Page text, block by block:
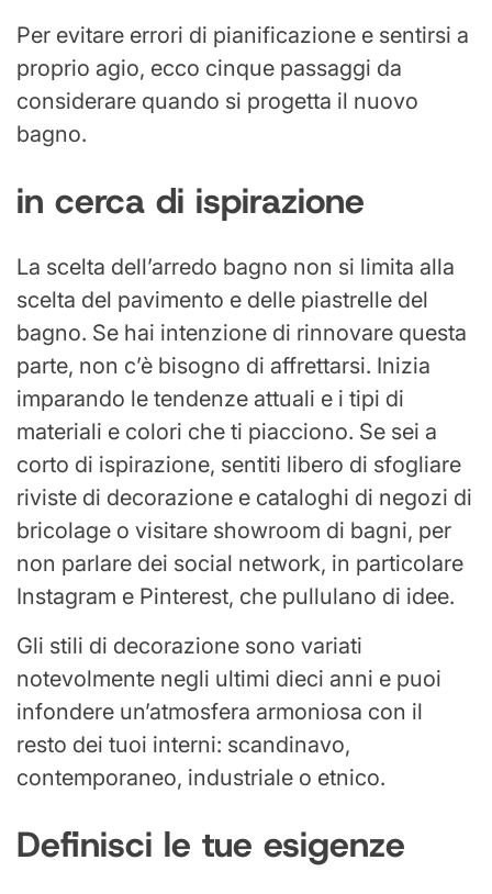
Per evitare errori di pianificazione e sentirsi a
proprio agio, ecco cinque passaggi da
considerare quando si progetta il nuovo
bagno.
in cerca di ispirazione
La scelta dell’arredo bagno non si limita alla
scelta del pavimento e delle piastrelle del
bagno. Se hai intenzione di rinnovare questa
parte, non c’è bisogno di affrettarsi. Inizia
imparando le tendenze attuali e i tipi di
materiali e colori che ti piacciono. Se sei a
corto di ispirazione, sentiti libero di sfogliare
riviste di decorazione e cataloghi di negozi di
bricolage o visitare showroom di bagni, per
non parlare dei social network, in particolare
Instagram e Pinterest, che pullulano di idee.
Gli stili di decorazione sono variati
notevolmente negli ultimi dieci anni e puoi
infondere un’atmosfera armoniosa con il
resto dei tuoi interni: scandinavo,
contemporaneo, industriale o etnico.
Definisci le tue esigenze